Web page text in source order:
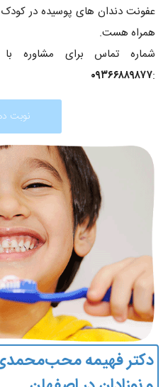
عفونت دندان های پوسیده در
همراه هست.
شماره تماس برای مشاوره با
:۰۹۳۶۶۸۸۹۸۷۷
نوبت
دکتر فهیمه